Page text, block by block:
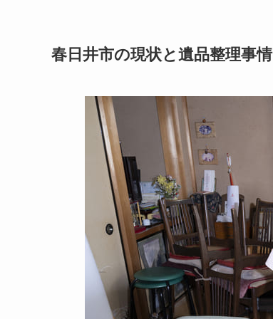
春日井市の現状と遺品整理事情